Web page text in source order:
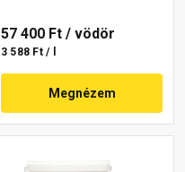
57 400 Ft / vödör
3 588 Ft / l
Megnézem